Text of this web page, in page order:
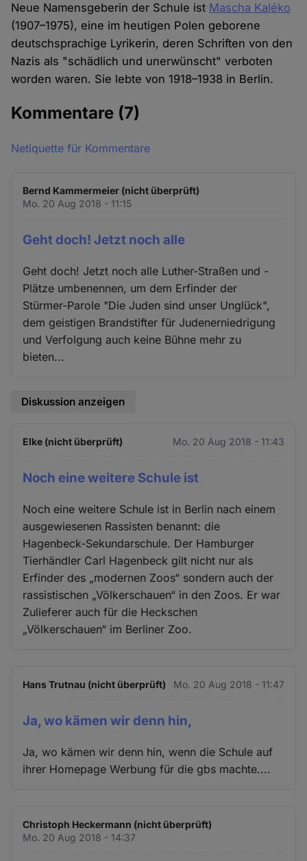
Neue Namensgeberin der Schule ist Mascha Kaléko
(1907–1975), eine im heutigen Polen geborene
deutschsprachige Lyrikerin, deren Schriften von den
Nazis als "schädlich und unerwünscht" verboten
worden waren. Sie lebte von 1918–1938 in Berlin.
Kommentare (7)
Netiquette für Kommentare
Bernd Kammermeier (nicht überprüft)
Mo. 20 Aug 2018 - 11:15
Geht doch! Jetzt noch alle
Geht doch! Jetzt noch alle Luther-Straßen und -
Plätze umbenennen, um dem Erfinder der
Stürmer-Parole "Die Juden sind unser Unglück",
dem geistigen Brandstifter für Judenerniedrigung
und Verfolgung auch keine Bühne mehr zu
bieten...
Diskussion anzeigen
Elke (nicht überprüft) Mo. 20 Aug 2018 - 11:43
Noch eine weitere Schule ist
Noch eine weitere Schule ist in Berlin nach einem
ausgewiesenen Rassisten benannt: die
Hagenbeck-Sekundarschule. Der Hamburger
Tierhändler Carl Hagenbeck gilt nicht nur als
Erfinder des „modernen Zoos“ sondern auch der
rassistischen „Völkerschauen“ in den Zoos. Er war
Zulieferer auch für die Heckschen
„Völkerschauen“ im Berliner Zoo.
Hans Trutnau (nicht überprüft) Mo. 20 Aug 2018 - 11:47
Ja, wo kämen wir denn hin,
Ja, wo kämen wir denn hin, wenn die Schule auf
ihrer Homepage Werbung für die gbs machte....
Christoph Heckermann (nicht überprüft)
Mo. 20 Aug 2018 - 14:37